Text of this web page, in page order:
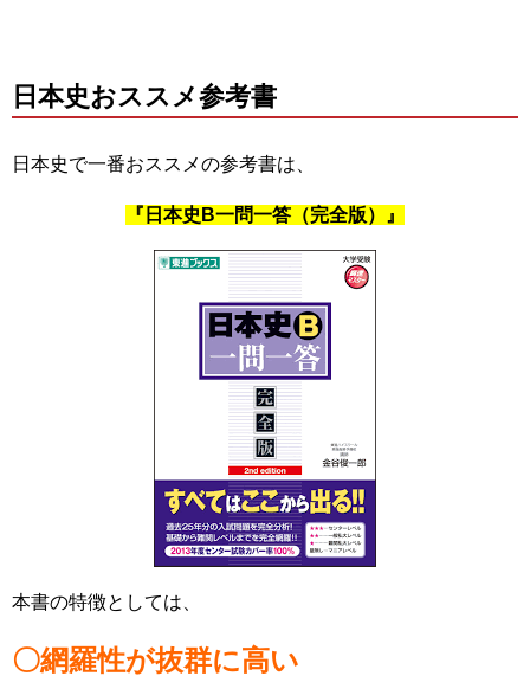
日本史おススメ参考書
日本史で一番おススメの参考書は、
『日本史B一問一答（完全版）』
本書の特徴としては、
〇網羅性が抜群に高い